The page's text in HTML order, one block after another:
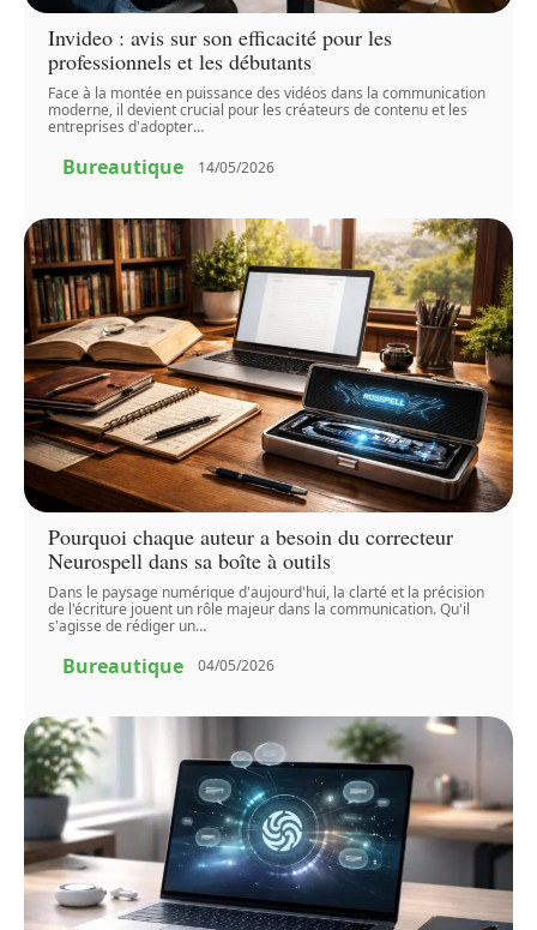
Invideo : avis sur son efficacité pour les
professionnels et les débutants
Face à la montée en puissance des vidéos dans la communication
moderne, il devient crucial pour les créateurs de contenu et les
entreprises d'adopter…
Bureautique 14/05/2026
Pourquoi chaque auteur a besoin du correcteur
Neurospell dans sa boîte à outils
Dans le paysage numérique d'aujourd'hui, la clarté et la précision
de l'écriture jouent un rôle majeur dans la communication. Qu'il
s'agisse de rédiger un…
Bureautique 04/05/2026